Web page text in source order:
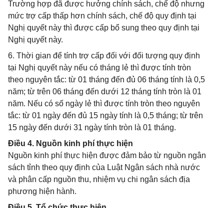
Trường hợp đã được hưởng chính sách, chế độ nhưng
mức trợ cấp thấp hơn chính sách, chế độ quy định tại
Nghị quyết này thì được cấp bổ sung theo quy định tại
Nghị quyết này.
6. Thời gian để tính trợ cấp đối với đối tượng quy định
tại Nghị quyết này nếu có tháng lẻ thì được tính tròn
theo nguyên tắc: từ 01 tháng đến đủ 06 tháng tính là 0,5
năm; từ trên 06 tháng đến dưới 12 tháng tính tròn là 01
năm. Nếu có số ngày lẻ thì được tính tròn theo nguyên
tắc: từ 01 ngày đến đủ 15 ngày tính là 0,5 tháng; từ trên
15 ngày đến dưới 31 ngày tính tròn là 01 tháng.
Điều 4. Nguồn kinh phí thực hiện
Nguồn kinh phí thực hiện được đảm bảo từ nguồn ngân
sách tỉnh theo quy định của Luật Ngân sách nhà nước
và phân cấp nguồn thu, nhiệm vụ chi ngân sách địa
phương hiện hành.